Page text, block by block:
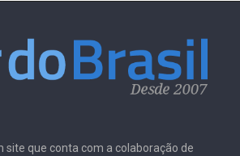
site que conta com a colaboração de